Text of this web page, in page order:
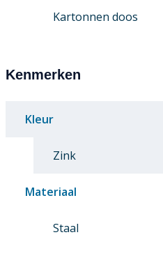
Kartonnen doos
Kenmerken
Kleur
Zink
Materiaal
Staal